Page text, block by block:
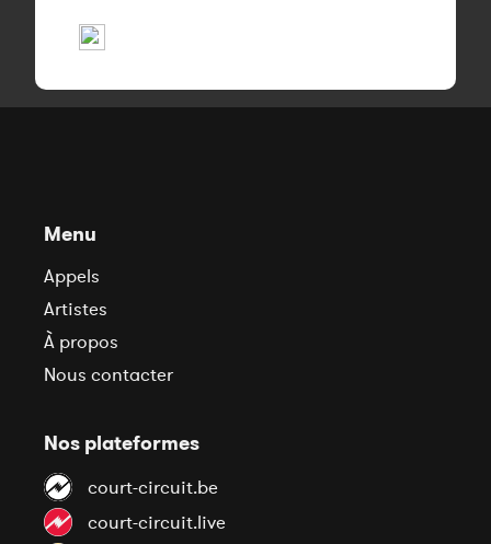
Menu
Appels
Artistes
À propos
Nous contacter
Nos plateformes
court-circuit.be
court-circuit.live